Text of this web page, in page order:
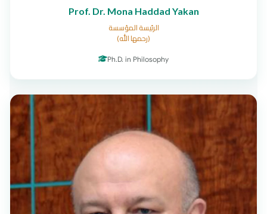
Prof. Dr. Mona Haddad Yakan
الرئيسة المؤسسة
(رحمها الله)
Ph.D. in Philosophy